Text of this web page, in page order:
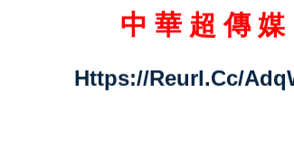
中 華 超 傳 媒